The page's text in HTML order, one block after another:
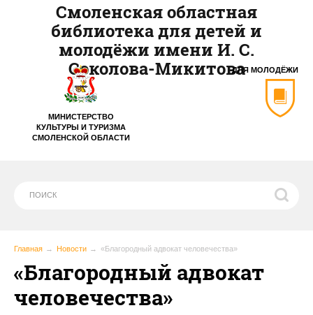
МИНИСТЕРСТВО
КУЛЬТУРЫ И ТУРИЗМА
СМОЛЕНСКОЙ ОБЛАСТИ
ДЛЯ МОЛОДЁЖИ
Смоленская областная
библиотека для детей и
молодёжи имени И. С.
Соколова-Микитова
Главная Новости «Благородный адвокат человечества»
«Благородный адвокат
человечества»